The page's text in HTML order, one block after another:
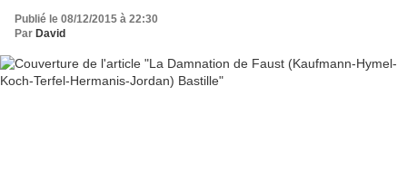
Publié le 08/12/2015 à 22:30
Par David